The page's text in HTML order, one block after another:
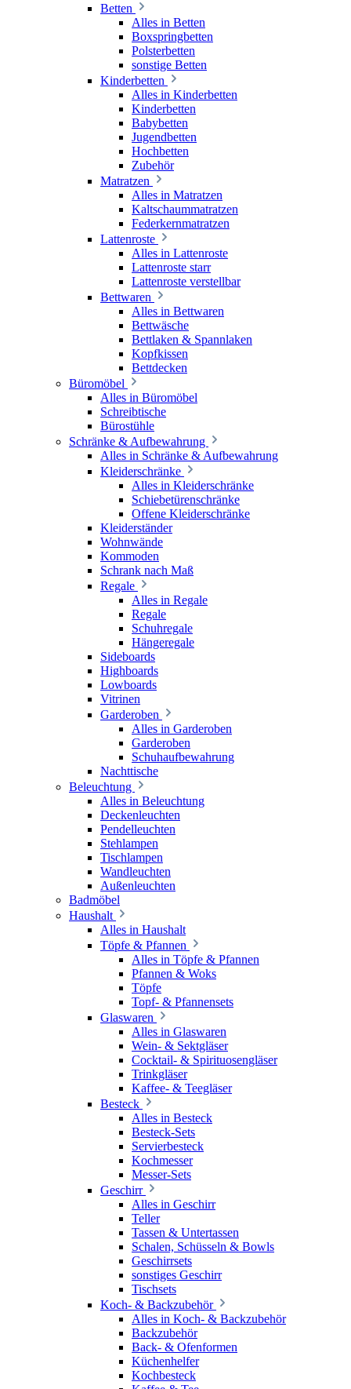
Betten
Alles in Betten
Boxspringbetten
Polsterbetten
sonstige Betten
Kinderbetten
Alles in Kinderbetten
Kinderbetten
Babybetten
Jugendbetten
Hochbetten
Zubehör
Matratzen
Alles in Matratzen
Kaltschaummatratzen
Federkernmatratzen
Lattenroste
Alles in Lattenroste
Lattenroste starr
Lattenroste verstellbar
Bettwaren
Alles in Bettwaren
Bettwäsche
Bettlaken & Spannlaken
Kopfkissen
Bettdecken
Büromöbel
Alles in Büromöbel
Schreibtische
Bürostühle
Schränke & Aufbewahrung
Alles in Schränke & Aufbewahrung
Kleiderschränke
Alles in Kleiderschränke
Schiebetürenschränke
Offene Kleiderschränke
Kleiderständer
Wohnwände
Kommoden
Schrank nach Maß
Regale
Alles in Regale
Regale
Schuhregale
Hängeregale
Sideboards
Highboards
Lowboards
Vitrinen
Garderoben
Alles in Garderoben
Garderoben
Schuhaufbewahrung
Nachttische
Beleuchtung
Alles in Beleuchtung
Deckenleuchten
Pendelleuchten
Stehlampen
Tischlampen
Wandleuchten
Außenleuchten
Badmöbel
Haushalt
Alles in Haushalt
Töpfe & Pfannen
Alles in Töpfe & Pfannen
Pfannen & Woks
Töpfe
Topf- & Pfannensets
Glaswaren
Alles in Glaswaren
Wein- & Sektgläser
Cocktail- & Spirituosengläser
Trinkgläser
Kaffee- & Teegläser
Besteck
Alles in Besteck
Besteck-Sets
Servierbesteck
Kochmesser
Messer-Sets
Geschirr
Alles in Geschirr
Teller
Tassen & Untertassen
Schalen, Schüsseln & Bowls
Geschirrsets
sonstiges Geschirr
Tischsets
Koch- & Backzubehör
Alles in Koch- & Backzubehör
Backzubehör
Back- & Ofenformen
Küchenhelfer
Kochbesteck